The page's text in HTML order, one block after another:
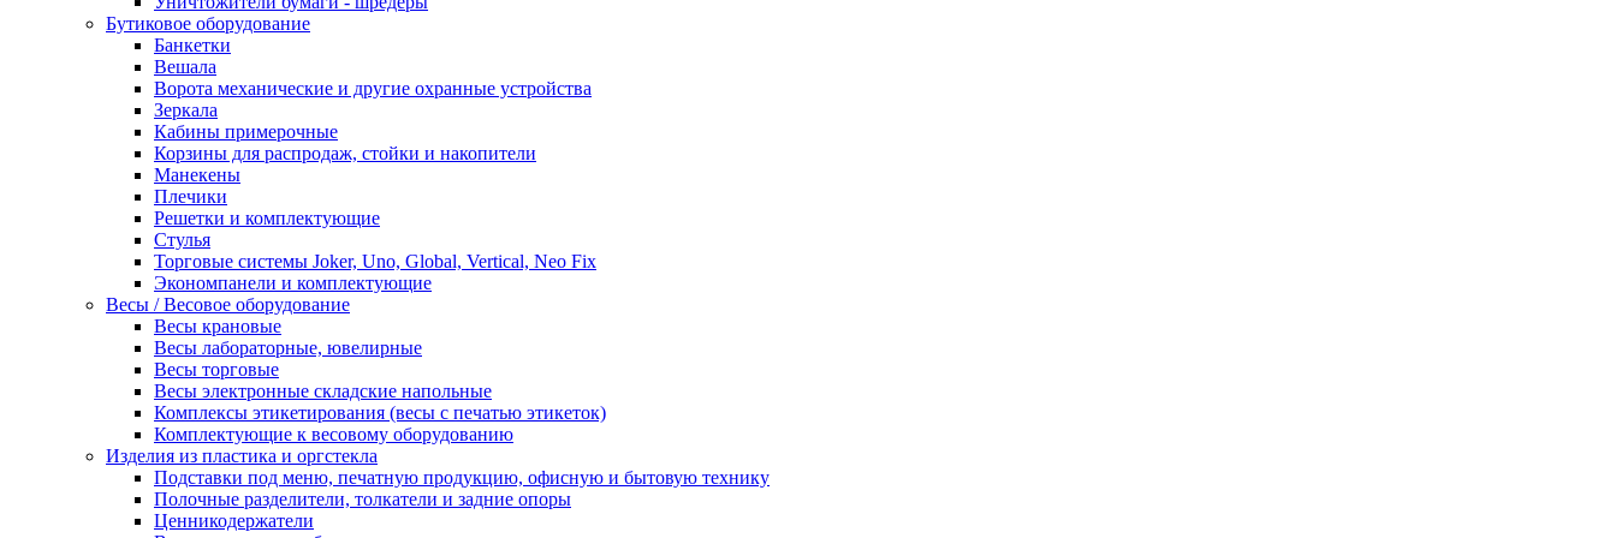
Бутиковое оборудование
Банкетки
Вешала
Ворота механические и другие охранные устройства
Зеркала
Кабины примерочные
Корзины для распродаж, стойки и накопители
Манекены
Плечики
Решетки и комплектующие
Стулья
Торговые системы Joker, Uno, Global, Vertical, Neo Fix
Экономпанели и комплектующие
Весы / Весовое оборудование
Весы крановые
Весы лабораторные, ювелирные
Весы торговые
Весы электронные складские напольные
Комплексы этикетирования (весы с печатью этикеток)
Комплектующие к весовому оборудованию
Изделия из пластика и оргстекла
Подставки под меню, печатную продукцию, офисную и бытовую технику
Полочные разделители, толкатели и задние опоры
Ценникодержатели